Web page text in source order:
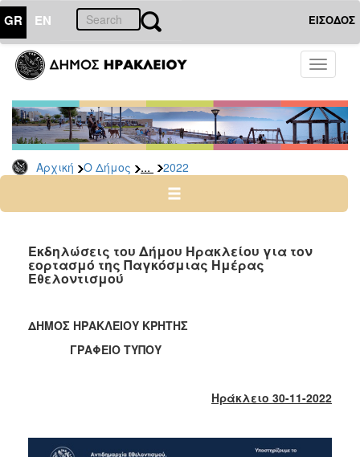
GR EN ΕΙΣΟΔΟΣ
Toggle
Αρχική Ο Δήμος ... 2022
ΔΗΜΟΣ
Δελτία
Τύπου
Αρχείο
2026
2024
2022
2015
Εκδηλώσεις του Δήμου Ηρακλείου για τον
εορτασμό της Παγκόσμιας Ημέρας
Εθελοντισμού
ΔΗΜΟΣ ΗΡΑΚΛΕΙΟΥ ΚΡΗΤΗΣ
ΓΡΑΦΕΙΟ ΤΥΠΟΥ
Ηράκλειο 30-11-2022